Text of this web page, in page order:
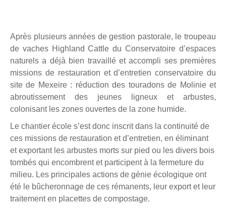
Après plusieurs années de gestion pastorale, le troupeau
de vaches Highland Cattle du Conservatoire d’espaces
naturels a déjà bien travaillé et accompli ses premières
missions de restauration et d’entretien conservatoire du
site de Mexeire : réduction des touradons de Molinie et
abroutissement des jeunes ligneux et arbustes,
colonisant les zones ouvertes de la zone humide.
Le chantier école s’est donc inscrit dans la continuité de
ces missions de restauration et d’entretien, en éliminant
et exportant les arbustes morts sur pied ou les divers bois
tombés qui encombrent et participent à la fermeture du
milieu. Les principales actions de génie écologique ont
été le bûcheronnage de ces rémanents, leur export et leur
traitement en placettes de compostage.